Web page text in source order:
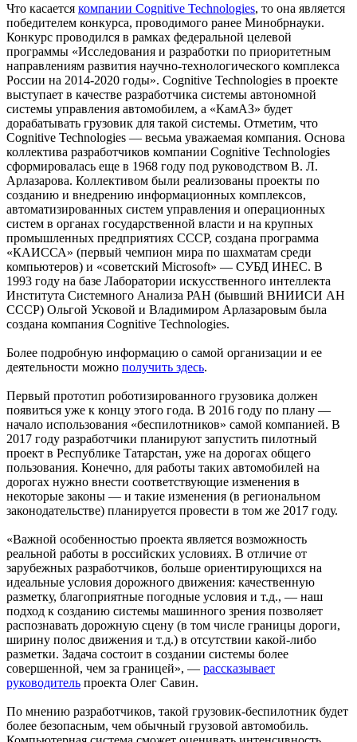
Что касается компании Cognitive Technologies, то она является
победителем конкурса, проводимого ранее Минобрнауки.
Конкурс проводился в рамках федеральной целевой
программы «Исследования и разработки по приоритетным
направлениям развития научно-технологического комплекса
России на 2014-2020 годы». Cognitive Technologies в проекте
выступает в качестве разработчика системы автономной
системы управления автомобилем, а «КамАЗ» будет
дорабатывать грузовик для такой системы. Отметим, что
Cognitive Technologies — весьма уважаемая компания. Основа
коллектива разработчиков компании Cognitive Technologies
сформировалась еще в 1968 году под руководством В. Л.
Арлазарова. Коллективом были реализованы проекты по
созданию и внедрению информационных комплексов,
автоматизированных систем управления и операционных
систем в органах государственной власти и на крупных
промышленных предприятиях СССР, создана программа
«КАИССА» (первый чемпион мира по шахматам среди
компьютеров) и «советский Microsoft» — СУБД ИНЕС. В
1993 году на базе Лаборатории искусственного интеллекта
Института Системного Анализа РАН (бывший ВНИИСИ АН
СССР) Ольгой Усковой и Владимиром Арлазаровым была
создана компания Cognitive Technologies.
Более подробную информацию о самой организации и ее
деятельности можно получить здесь.
Первый прототип роботизированного грузовика должен
появиться уже к концу этого года. В 2016 году по плану —
начало использования «беспилотников» самой компанией. В
2017 году разработчики планируют запустить пилотный
проект в Республике Татарстан, уже на дорогах общего
пользования. Конечно, для работы таких автомобилей на
дорогах нужно внести соответствующие изменения в
некоторые законы — и такие изменения (в региональном
законодательстве) планируется провести в том же 2017 году.
«Важной особенностью проекта является возможность
реальной работы в российских условиях. В отличие от
зарубежных разработчиков, больше ориентирующихся на
идеальные условия дорожного движения: качественную
разметку, благоприятные погодные условия и т.д., — наш
подход к созданию системы машинного зрения позволяет
распознавать дорожную сцену (в том числе границы дороги,
ширину полос движения и т.д.) в отсутствии какой-либо
разметки. Задача состоит в создании системы более
совершенной, чем за границей», — рассказывает
руководитель проекта Олег Савин.
По мнению разработчиков, такой грузовик-беспилотник будет
более безопасным, чем обычный грузовой автомобиль.